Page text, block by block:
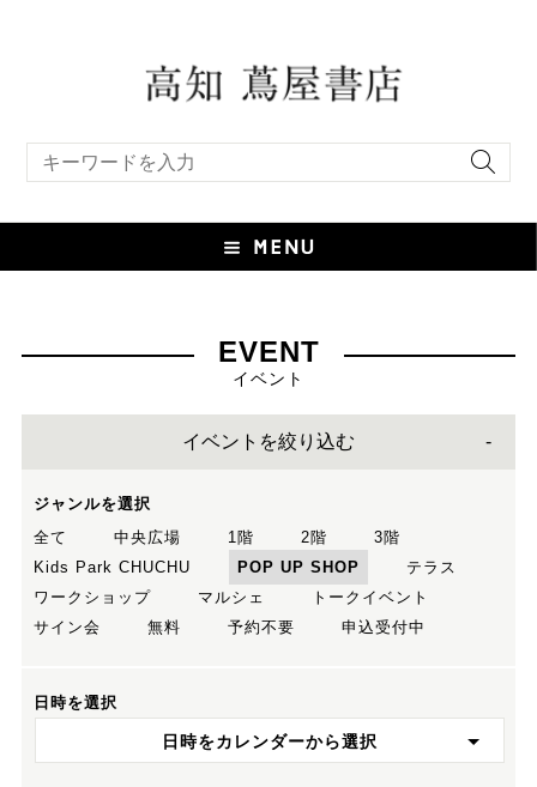
EVENT
イベント
イベントを絞り込む
ジャンルを選択
全て
中央広場 1階 2階
3階
Kids Park CHUCHU
POP UP SHOP
テラス
ワークショップ
マルシェ
トークイベント
サイン会
無料 予約不要 申込受付中
日時を選択
日時をカレンダーから選択